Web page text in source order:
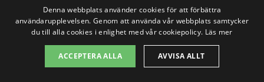
Sök efter en
professionell för
Denna webbplats använder cookies för att förbättra
användarupplevelsen. Genom att använda vår webbplats samtycker
du till alla cookies i enlighet med vår cookiepolicy. Läs mer
ACCEPTERA ALLA AVVISA ALLT